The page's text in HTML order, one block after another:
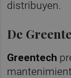
distribuyen.
De
Greentech